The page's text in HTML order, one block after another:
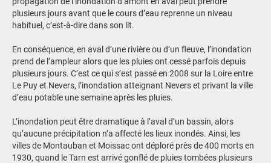
plusieurs jours avant que le cours d’eau reprenne un niveau
habituel, c’est-à-dire dans son lit.
En conséquence, en aval d’une rivière ou d’un fleuve, l’inondation
prend de l’ampleur alors que les pluies ont cessé parfois depuis
plusieurs jours. C’est ce qui s’est passé en 2008 sur la Loire entre
Le Puy et Nevers, l’inondation atteignant Nevers et privant la ville
d’eau potable une semaine après les pluies.
L’inondation peut être dramatique à l’aval d’un bassin, alors
qu’aucune précipitation n’a affecté les lieux inondés. Ainsi, les
villes de Montauban et Moissac ont déploré près de 400 morts en
1930, quand le Tarn est arrivé gonflé de pluies tombées plusieurs